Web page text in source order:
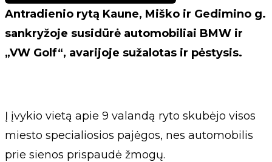
Antradienio rytą Kaune, Miško ir Gedimino g.
sankryžoje susidūrė automobiliai BMW ir
„VW Golf“, avarijoje sužalotas ir pėstysis.
Į įvykio vietą apie 9 valandą ryto skubėjo visos
miesto specialiosios pajėgos, nes automobilis
prie sienos prispaudė žmogų.